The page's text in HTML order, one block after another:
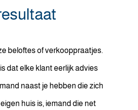
beloftes of verkooppraatjes.
dat elke klant eerlijk advies
naast je hebben die zich
huis is, iemand die net